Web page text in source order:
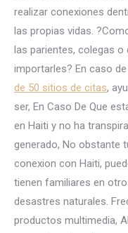
realizar conexiones
las propias vidas.
las parientes, colegas o
importarles? En caso
de 50 sitios de citas,
ser, En Caso De Que
en Haiti y no ha
generado, No obstante
conexion con Haiti,
tienen familiares en
desastres naturales.
productos multimedia,